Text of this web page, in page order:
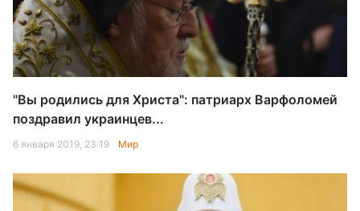
"Вы родились для Христа": патриарх Варфоломей
поздравил украинцев...
6 января 2019, 23:19 Мир